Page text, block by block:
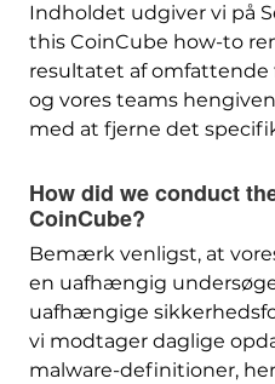
Indholdet udgiver vi på
this CoinCube how-to
resultatet af omfattende
og vores teams
med at fjerne det
How did we conduct
CoinCube?
Bemærk venligst, at
en uafhængig
uafhængige
vi modtager daglige
malware-definitioner,